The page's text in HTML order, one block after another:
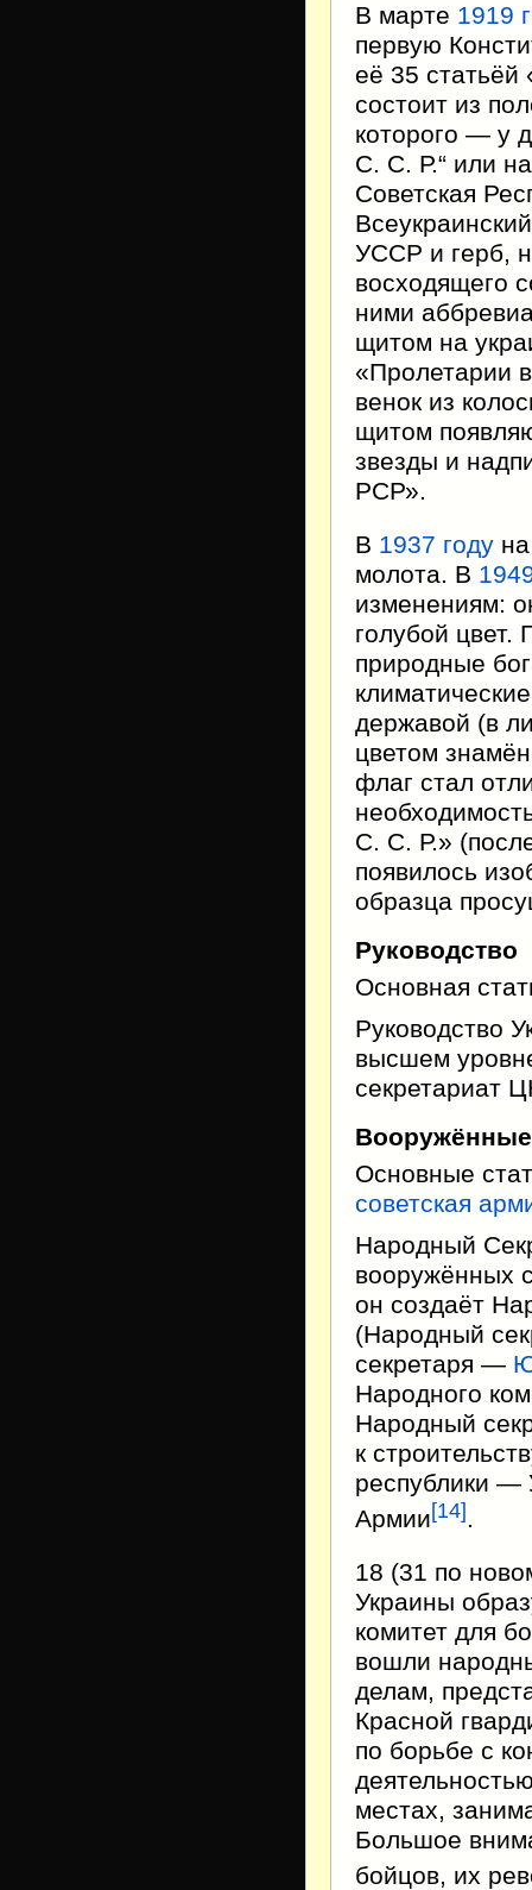
В марте 1919
первую
её 35
состоит из
которого — у
С. С. Р.“ или
Советская
УССР и герб,
восходящего
ними
щитом на
«Пролетарии
венок из
щитом
звезды и
РСР».
В 1937 году
молота. В
изменениям:
голубой цвет.
природные
державой (в
цветом
флаг стал
С. С. Р.»
появилось
образца
Руководство
Основная
Руководство
высшем
секретариат
Основные
советская
Народный
вооружённых
он создаёт
(Народный
секретаря —
Народного
Народный
к
республики —
Армии[14] .
18 (31 по
Украины
комитет для
вошли
делам,
Красной
по борьбе с
местах,
Большое
бойцов, их